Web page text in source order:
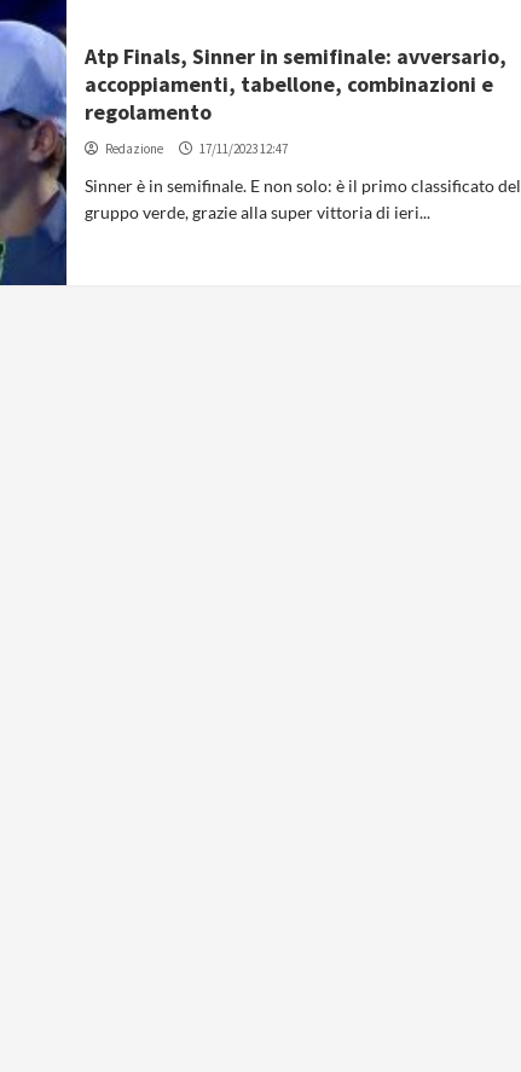
Atp Finals, Sinner in semifinale: avversario,
accoppiamenti, tabellone, combinazioni e
regolamento
Redazione 17/11/2023 12:47
Sinner è in semifinale. E non solo: è il primo classificato del
gruppo verde, grazie alla super vittoria di ieri...